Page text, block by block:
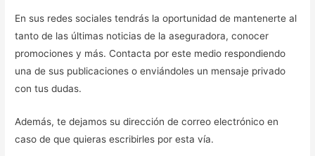
En sus redes sociales tendrás la oportunidad de mantenerte al
tanto de las últimas noticias de la aseguradora, conocer
promociones y más. Contacta por este medio respondiendo
una de sus publicaciones o enviándoles un mensaje privado
con tus dudas.
Además, te dejamos su dirección de correo electrónico en
caso de que quieras escribirles por esta vía.